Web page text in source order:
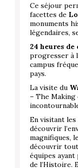
Ce séjour
facettes de
monuments
légendaires,
24 heures de
progresser à
campus
pays.
La visite du
– The
En visitant
découvrir
magnifiques,
découvrir
équipes
de l’Histoire.